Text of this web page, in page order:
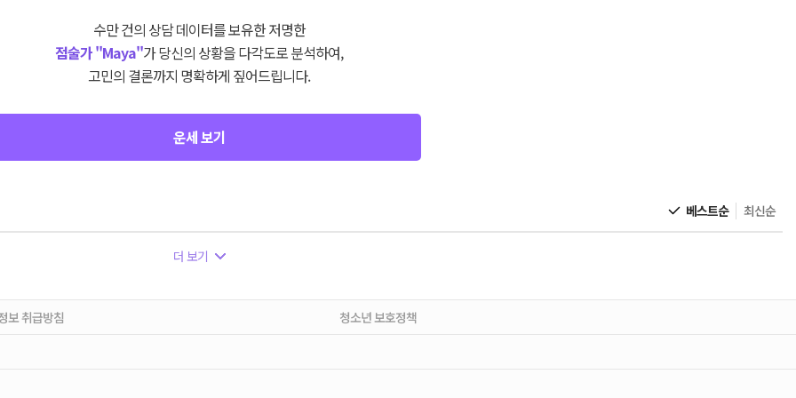
수만 건의 상담 데이터를 보유한 저명한
점술가 "Maya"가 당신의 상황을 다각도로 분석하여,
고민의 결론까지 명확하게 짚어드립니다.
운세 보기
베스트순 최신순
더 보기
보 취급방침 청소년 보호정책